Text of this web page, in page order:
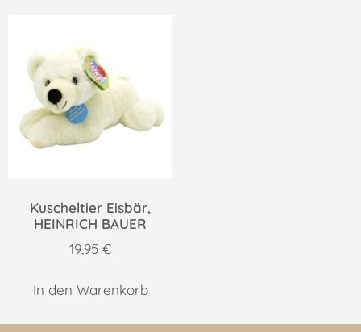
Kuscheltier Eisbär,
HEINRICH BAUER
19,95 €
In den Warenkorb